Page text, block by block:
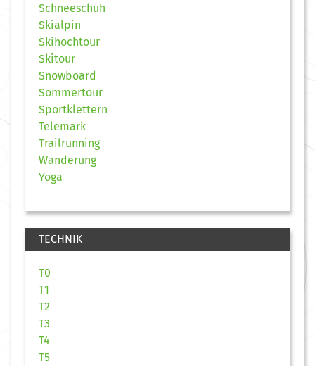
Schneeschuh
Skialpin
Skihochtour
Skitour
Snowboard
Sommertour
Sportklettern
Telemark
Trailrunning
Wanderung
Yoga
TECHNIK
T0
T1
T2
T3
T4
T5